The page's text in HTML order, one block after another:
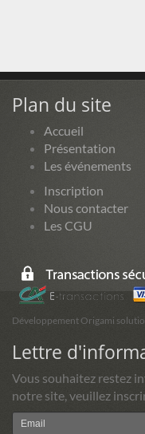
Plan du site
Accueil
Présentation
Les événements
Inscription
Nous contacter
Les CGU
Développement Origami
Lettre
Vous souhaitez restez
notre site, veuillez